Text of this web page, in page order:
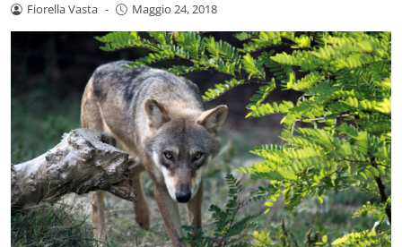
Fiorella Vasta - Maggio 24, 2018